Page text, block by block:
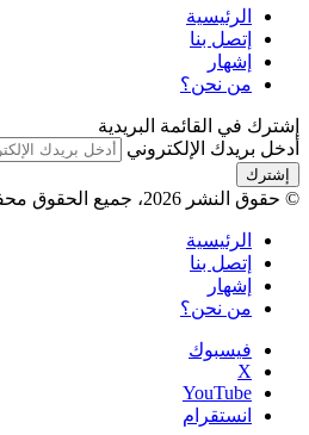
الرئيسية
إتصل بنا
إشهار
من نحن؟
إشترك في القائمة البريدية
أدخل بريدك الإلكتروني
© حقوق النشر 2026، جميع الحقوق محفوظة |
الرئيسية
إتصل بنا
إشهار
من نحن؟
فيسبوك
‫X
‫YouTube
انستقرام